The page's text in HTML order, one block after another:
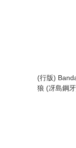
(行版)
狼 (冴島鋼